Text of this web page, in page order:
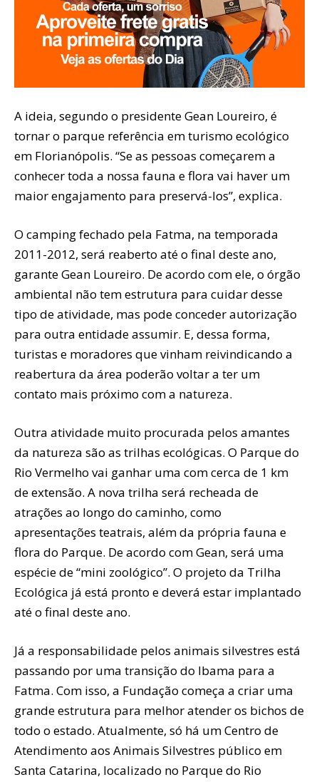
A ideia, segundo o presidente Gean Loureiro, é
tornar o parque referência em turismo ecológico
em Florianópolis. “Se as pessoas começarem a
conhecer toda a nossa fauna e flora vai haver um
maior engajamento para preservá-los”, explica.
O camping fechado pela Fatma, na temporada
2011-2012, será reaberto até o final deste ano,
garante Gean Loureiro. De acordo com ele, o órgão
ambiental não tem estrutura para cuidar desse
tipo de atividade, mas pode conceder autorização
para outra entidade assumir. E, dessa forma,
turistas e moradores que vinham reivindicando a
reabertura da área poderão voltar a ter um
contato mais próximo com a natureza.
Outra atividade muito procurada pelos amantes
da natureza são as trilhas ecológicas. O Parque do
Rio Vermelho vai ganhar uma com cerca de 1 km
de extensão. A nova trilha será recheada de
atrações ao longo do caminho, como
apresentações teatrais, além da própria fauna e
flora do Parque. De acordo com Gean, será uma
espécie de “mini zoológico”. O projeto da Trilha
Ecológica já está pronto e deverá estar implantado
até o final deste ano.
Já a responsabilidade pelos animais silvestres está
passando por uma transição do Ibama para a
Fatma. Com isso, a Fundação começa a criar uma
grande estrutura para melhor atender os bichos de
todo o estado. Atualmente, só há um Centro de
Atendimento aos Animais Silvestres público em
Santa Catarina, localizado no Parque do Rio